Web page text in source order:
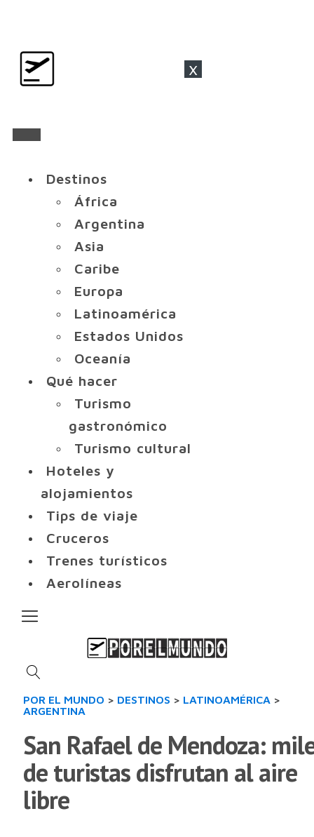
x
Destinos
África
Argentina
Asia
Caribe
Europa
Latinoamérica
Estados Unidos
Oceanía
Qué hacer
Turismo
gastronómico
Turismo cultural
Hoteles y
alojamientos
Tips de viaje
Cruceros
Trenes turísticos
Aerolíneas
POR EL MUNDO > DESTINOS > LATINOAMÉRICA >
ARGENTINA
San Rafael de Mendoza:
de turistas disfrutan al aire
libre